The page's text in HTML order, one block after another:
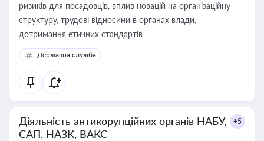
ризиків для посадовців, вплив новацій на організаційну
структуру, трудові відносини в органах влади,
дотримання етичних стандартів
Державна служба
Діяльність антикорупційних органів НАБУ,
САП, НАЗК, ВАКС
+5